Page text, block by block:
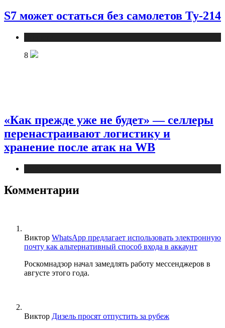
S7 может остаться без самолетов Ту-214
8
«Как прежде уже не будет» — селлеры
перенастраивают логистику и
хранение после атак на WB
Комментарии
Виктор WhatsApp предлагает использовать электронную
почту как альтернативный способ входа в аккаунт
Роскомнадзор начал замедлять работу мессенджеров в
августе этого года.
Виктор Дизель просят отпустить за рубеж